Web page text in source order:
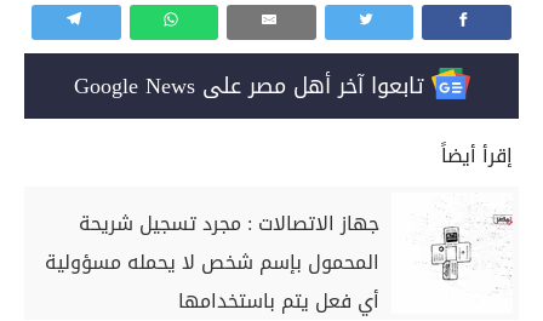
تابعوا آخر أهل مصر على Google News
إقرأ أيضاً
جهاز الاتصالات : مجرد تسجيل شريحة
المحمول بإسم شخص لا يحمله مسؤولية
أي فعل يتم باستخدامها